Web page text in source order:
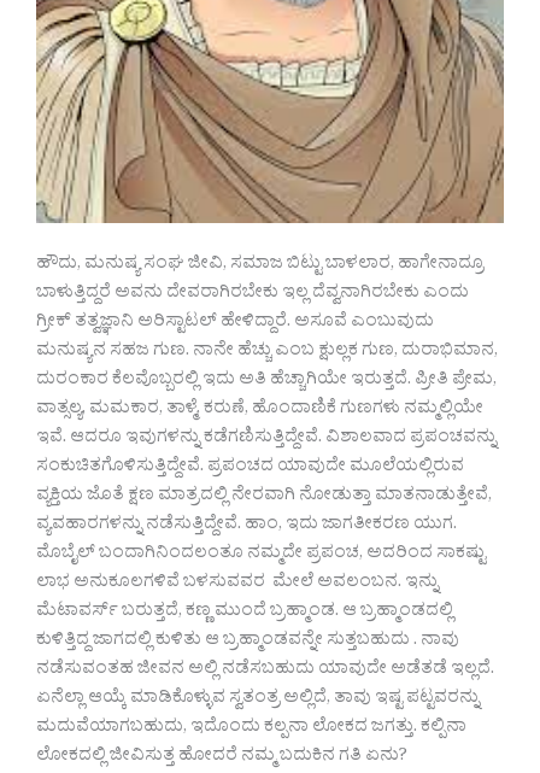
ಹೌದು, ಮನುಷ್ಯ ಸಂಘ ಜೀವಿ, ಸಮಾಜ ಬಿಟ್ಟು ಬಾಳಲಾರ, ಹಾಗೇನಾದ್ರೂ
ಬಾಳುತ್ತಿದ್ದರೆ ಅವನು ದೇವರಾಗಿರಬೇಕು ಇಲ್ಲ ದೆವ್ವನಾಗಿರಬೇಕು ಎಂದು
ಗ್ರೀಕ್ ತತ್ವಜ್ಞಾನಿ ಅರಿಸ್ಟಾಟಲ್ ಹೇಳಿದ್ದಾರೆ. ಅಸೂವೆ ಎಂಬುವುದು
ಮನುಷ್ಯನ ಸಹಜ ಗುಣ. ನಾನೇ ಹೆಚ್ಚು ಎಂಬ ಕ್ಷುಲ್ಲಕ ಗುಣ, ದುರಾಭಿಮಾನ,
ದುರಂಕಾರ ಕೆಲವೊಬ್ಬರಲ್ಲಿ ಇದು ಅತಿ ಹೆಚ್ಚಾಗಿಯೇ ಇರುತ್ತದೆ. ಪ್ರೀತಿ ಪ್ರೇಮ,
ವಾತ್ಸಲ್ಯ, ಮಮಕಾರ, ತಾಳ್ಮೆ, ಕರುಣೆ, ಹೊಂದಾಣಿಕೆ ಗುಣಗಳು ನಮ್ಮಲ್ಲಿಯೇ
ಇವೆ. ಆದರೂ ಇವುಗಳನ್ನು ಕಡೆಗಣಿಸುತ್ತಿದ್ದೇವೆ. ವಿಶಾಲವಾದ ಪ್ರಪಂಚವನ್ನು
ಸಂಕುಚಿತಗೊಳಿಸುತ್ತಿದ್ದೇವೆ. ಪ್ರಪಂಚದ ಯಾವುದೇ ಮೂಲೆಯಲ್ಲಿರುವ
ವ್ಯಕ್ತಿಯ ಜೊತೆ ಕ್ಷಣ ಮಾತ್ರದಲ್ಲಿ ನೇರವಾಗಿ ನೋಡುತ್ತಾ ಮಾತನಾಡುತ್ತೇವೆ,
ವ್ಯವಹಾರಗಳನ್ನು ನಡೆಸುತ್ತಿದ್ದೇವೆ. ಹಾಂ, ಇದು ಜಾಗತೀಕರಣ ಯುಗ.
ಮೊಬೈಲ್ ಬಂದಾಗಿನಿಂದಲಂತೂ ನಮ್ಮದೇ ಪ್ರಪಂಚ, ಅದರಿಂದ ಸಾಕಷ್ಟು
ಲಾಭ ಅನುಕೂಲಗಳಿವೆ ಬಳಸುವವರ ಮೇಲೆ ಅವಲಂಬನ. ಇನ್ನು
ಮೆಟಾವರ್ಸ್ ಬರುತ್ತದೆ, ಕಣ್ಣ ಮುಂದೆ ಬ್ರಹ್ಮಾಂಡ. ಆ ಬ್ರಹ್ಮಾಂಡದಲ್ಲಿ
ಕುಳಿತ್ತಿದ್ದ ಜಾಗದಲ್ಲಿ ಕುಳಿತು ಆ ಬ್ರಹ್ಮಾಂಡವನ್ನೇ ಸುತ್ತಬಹುದು . ನಾವು
ನಡೆಸುವಂತಹ ಜೀವನ ಅಲ್ಲಿ ನಡೆಸಬಹುದು ಯಾವುದೇ ಅಡೆತಡೆ ಇಲ್ಲದೆ.
ಏನೆಲ್ಲಾ ಆಯ್ಕೆ ಮಾಡಿಕೊಳ್ಳುವ ಸ್ವತಂತ್ರ ಅಲ್ಲಿದೆ, ತಾವು ಇಷ್ಟ ಪಟ್ಟವರನ್ನು
ಮದುವೆಯಾಗಬಹುದು, ಇದೊಂದು ಕಲ್ಪನಾ ಲೋಕದ ಜಗತ್ತು. ಕಲ್ಪಿನಾ
ಲೋಕದಲ್ಲಿ ಜೀವಿಸುತ್ತ ಹೋದರೆ ನಮ್ಮ ಬದುಕಿನ ಗತಿ ಏನು?